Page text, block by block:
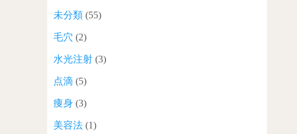
未分類 (55)
毛穴 (2)
水光注射 (3)
点滴 (5)
痩身 (3)
美容法 (1)